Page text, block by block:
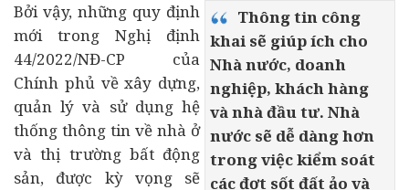
Thông tin công
khai sẽ giúp ích cho
Nhà nước, doanh
nghiệp, khách hàng
và nhà đầu tư. Nhà
nước sẽ dễ dàng hơn
trong việc kiểm soát
các đợt sốt đất ảo và
Bởi vậy, những quy định
mới trong Nghị định
44/2022/NĐ-CP của
Chính phủ về xây dựng,
quản lý và sử dụng hệ
thống thông tin về nhà ở
và thị trường bất động
sản, được kỳ vọng sẽ